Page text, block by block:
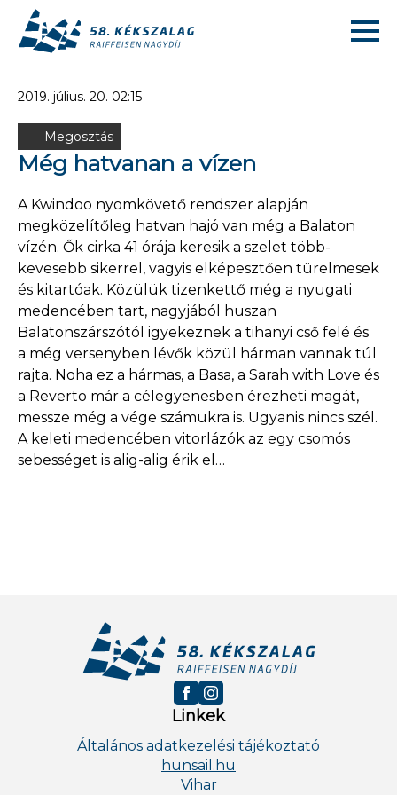
2019. július. 20. 02:15
Megosztás
Még hatvanan a vízen
A Kwindoo nyomkövető rendszer alapján
megközelítőleg hatvan hajó van még a Balaton
vízén. Ők cirka 41 órája keresik a szelet több-
kevesebb sikerrel, vagyis elképesztően türelmesek
és kitartóak. Közülük tizenkettő még a nyugati
medencében tart, nagyjából huszan
Balatonszárszótól igyekeznek a tihanyi cső felé és
a még versenyben lévők közül hárman vannak túl
rajta. Noha ez a hármas, a Basa, a Sarah with Love és
a Reverto már a célegyenesben érezheti magát,
messze még a vége számukra is. Ugyanis nincs szél.
A keleti medencében vitorlázók az egy csomós
sebességet is alig-alig érik el…
Linkek
Általános adatkezelési tájékoztató
hunsail.hu
Vihar